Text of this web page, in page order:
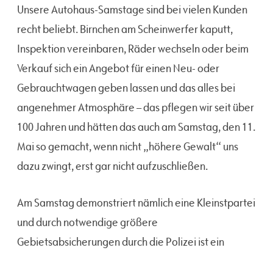
Unsere Autohaus-Samstage sind bei vielen Kunden
recht beliebt. Birnchen am Scheinwerfer kaputt,
Inspektion vereinbaren, Räder wechseln oder beim
Verkauf sich ein Angebot für einen Neu- oder
Gebrauchtwagen geben lassen und das alles bei
angenehmer Atmosphäre – das pflegen wir seit über
100 Jahren und hätten das auch am Samstag, den 11.
Mai so gemacht, wenn nicht „höhere Gewalt“ uns
dazu zwingt, erst gar nicht aufzuschließen.
Am Samstag demonstriert nämlich eine Kleinstpartei
und durch notwendige größere
Gebietsabsicherungen durch die Polizei ist ein